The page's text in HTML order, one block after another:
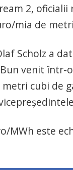
2, oficialii
mia de
Scholz a
venit
cubi de
MWh este